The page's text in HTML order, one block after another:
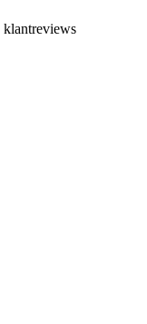
klantreviews